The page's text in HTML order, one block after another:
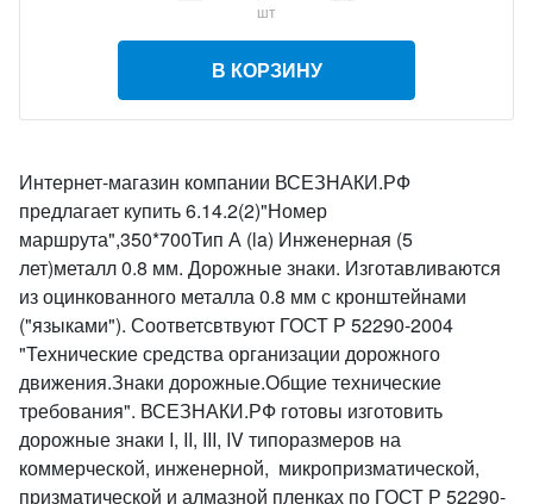
шт
В КОРЗИНУ
Интернет-магазин компании ВСЕЗНАКИ.РФ
предлагает купить 6.14.2(2)"Номер
маршрута",350*700Тип А (la) Инженерная (5
лет)металл 0.8 мм. Дорожные знаки. Изготавливаются
из оцинкованного металла 0.8 мм с кронштейнами
("языками"). Соответсвтвуют ГОСТ Р 52290-2004
"Технические средства организации дорожного
движения.Знаки дорожные.Общие технические
требования". ВСЕЗНАКИ.РФ готовы изготовить
дорожные знаки I, II, III, IV типоразмеров на
коммерческой, инженерной, микропризматической,
призматической и алмазной пленках по ГОСТ Р 52290-